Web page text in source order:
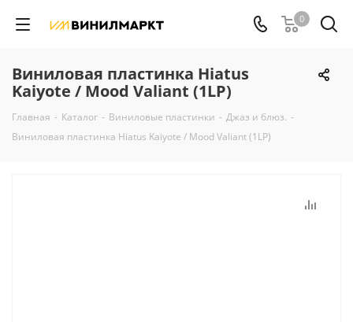
0
Виниловая пластинка Hiatus
Kaiyote / Mood Valiant (1LP)
Главная - Каталог - Виниловые пластинки - Джаз и блюз. -
Виниловая пластинка Hiatus Kaiyote / Mood Valiant (1LP)